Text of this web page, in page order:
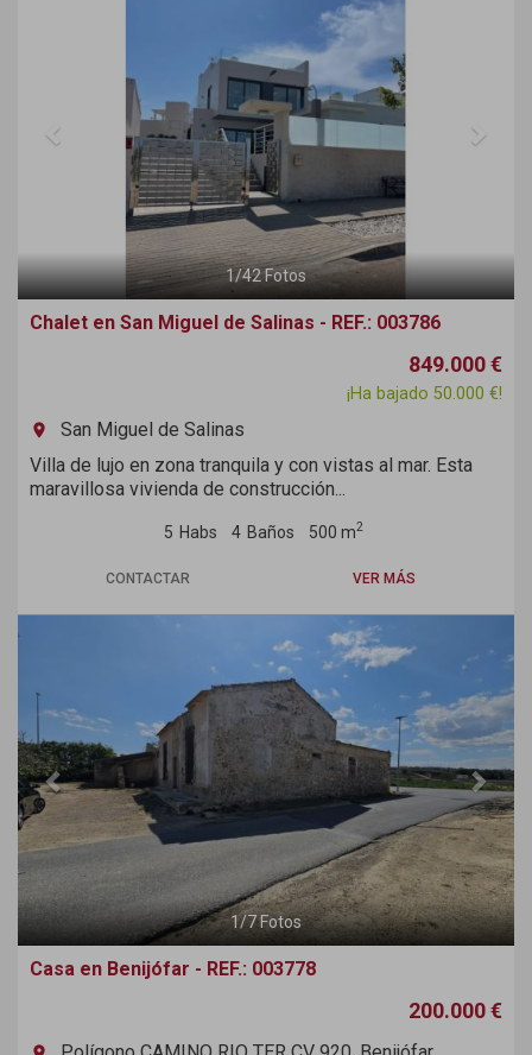
1 /42Fotos
Chalet en San Miguel de Salinas - REF.: 003786
849.000 €
¡Ha bajado 50.000 €!
room
San Miguel de Salinas
Villa de lujo en zona tranquila y con vistas al mar. Esta
maravillosa vivienda de construcción...
5 Habs 4 Baños 500 m2
CONTACTAR VER MÁS
1/7Fotos
Casa en Benijófar - REF.: 003778
200.000 €